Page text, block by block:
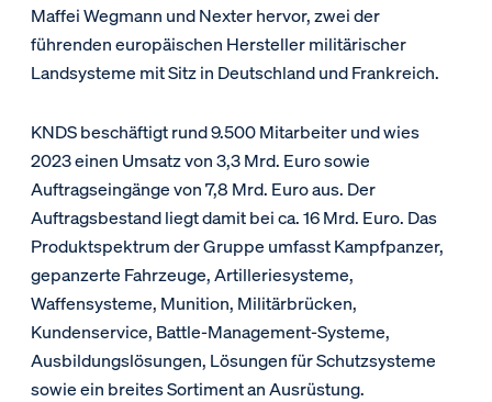
Maffei Wegmann und Nexter hervor, zwei der
führenden europäischen Hersteller militärischer
Landsysteme mit Sitz in Deutschland und Frankreich.
KNDS beschäftigt rund 9.500 Mitarbeiter und wies
2023 einen Umsatz von 3,3 Mrd. Euro sowie
Auftragseingänge von 7,8 Mrd. Euro aus. Der
Auftragsbestand liegt damit bei ca. 16 Mrd. Euro. Das
Produktspektrum der Gruppe umfasst Kampfpanzer,
gepanzerte Fahrzeuge, Artilleriesysteme,
Waffensysteme, Munition, Militärbrücken,
Kundenservice, Battle-Management-Systeme,
Ausbildungslösungen, Lösungen für Schutzsysteme
sowie ein breites Sortiment an Ausrüstung.